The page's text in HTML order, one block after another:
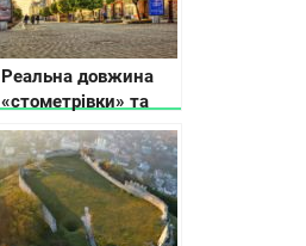
Реальна довжина
«стометрівки» та
інші секрети
найпопулярнішої
пішохідної зони
Івано-Франківська